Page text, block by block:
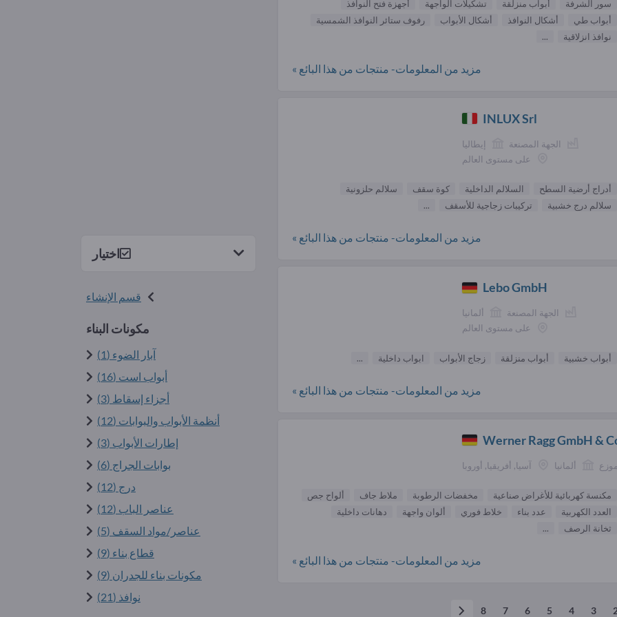
اختيار
قسم الإنشاء
مكونات البناء
آبار الضوء (1)
أبواب است (16)
أجزاء إسقاط (3)
أنظمة الأبواب والبوابات (12)
إطارات الأبواب (3)
بوابات الجراج (6)
درج (12)
عناصر الباب (12)
عناصر/مواد السقف (5)
قطاع بناء (9)
مكونات بناء للجدران (9)
نوافذ (21)
سور الشرفة أبواب منزلقة تشكيلات الواجهة
أجهزة فتح النوافذ
أبواب طي
أشكال النوافذ أشكال الأبواب
رفوف ستائر النوافذ الشمسية
نوافذ انزلاقية
...
مزيد من المعلومات- منتجات من هذا البائع »
INLUX Srl
الجهة المصنعة
إيطاليا
على مستوى العالم
أدراج أرضية السطح السلالم الداخلية كوة سقف
سلالم حلزونية
سلالم درج خشبية
تركيبات زجاجية للأسقف ...
مزيد من المعلومات- منتجات من هذا البائع »
Lebo GmbH
الجهة المصنعة
ألمانيا
على مستوى العالم
أبواب خشبية أبواب منزلقة زجاج الأبواب ابواب داخلية ...
مزيد من المعلومات- منتجات من هذا البائع »
Werner Ragg GmbH &
ألمانيا آسيا, أفريقيا, أوروبا
مكنسة كهربائية للأغراض صناعية مخفضات الرطوبة ملاط جاف
ألواح جص
العدد الكهربية
عدد بناء خلاط فوري ألوان واجهة
دهانات داخلية
ثخانة الرصف
...
مزيد من المعلومات- منتجات من هذا البائع »
3
4
5
6
7
8